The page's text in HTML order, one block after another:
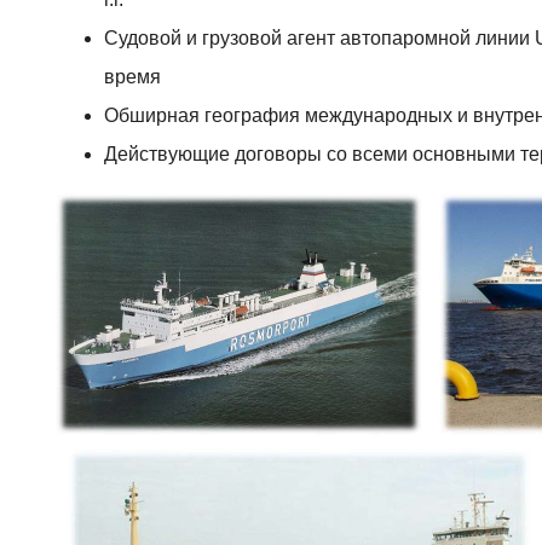
Судовой и грузовой агент автопаромной
время
Обширная география международных и
Действующие договоры со всеми основными